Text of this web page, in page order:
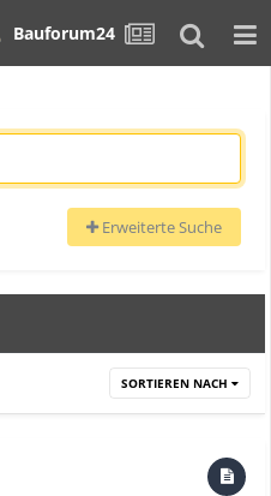
Bauforum24
Erweiterte Suche
SORTIEREN NACH